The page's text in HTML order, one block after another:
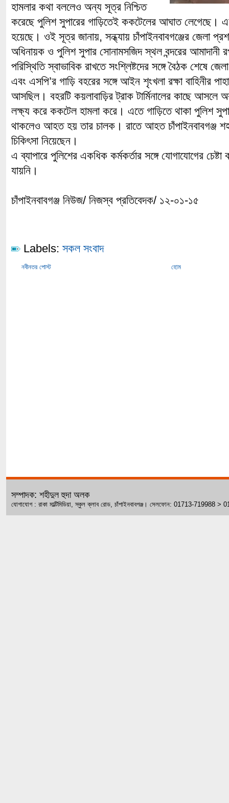
হামলার কথা বললেও অন্য সূত্র নিশ্চিত
করেছে পুলিশ সুপারের গাড়িতেই ককটেলের আঘাত
হয়েছে। ওই সূত্র জানায়, সন্ধ্যায় চাঁপাইনবাবগঞ্জের জেলা
অধিনায়ক ও পুলিশ সুপার সোনামসজিদ স্থল বন্দরের আমাদানী
পরিস্থিতি স্বাভাবিক রাখতে সংশ্লিষ্টদের সঙ্গে বৈঠক শেষে
এবং এসপি’র গাড়ি বহরের সঙ্গে আইন শৃংখলা রক্ষা বাহিনীর
আসছিল। বহরটি কয়লাবাড়ির ট্রাক টার্মিনালের কাছে আসলে
লক্ষ্য করে ককটেল হামলা করে। এতে গাড়িতে থাকা পুলিশ
থাকলেও আহত হয় তার চালক। রাতে আহত চাঁপাইনবাবগঞ্জ
চিকিৎসা নিয়েছেন।
এ ব্যাপারে পুলিশের একধিক কর্মকর্তার সঙ্গে যোগাযোগের
যায়নি।
চাঁপাইনবাবগঞ্জ নিউজ/ নিজস্ব প্রতিবেদক/ ১২-০১-১৫
Labels: সকল সংবাদ
নবীনতর পোস্ট হোম
সম্পাদক: শহীদুল হুদা অলক
যোগাযোগ : রাকা মাল্টিমিডিয়া, স্কুল ক্লাব রোড, চাঁপাইনবাবগঞ্জ। সেলফোন: 01713-